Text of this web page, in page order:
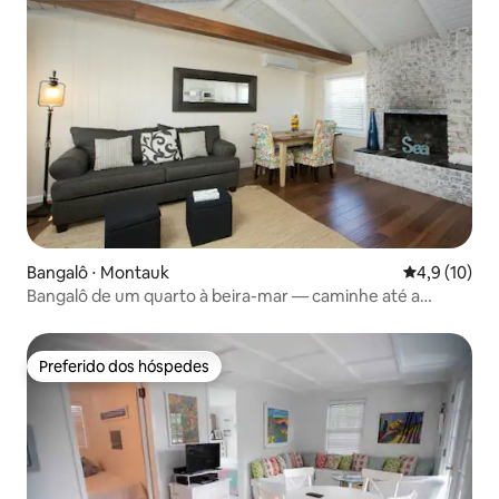
Bangalô ⋅ Montauk 4,9 de uma
4,9 (10)
Bangalô de um quarto à beira-mar — caminhe até a
Preferido dos hóspedes
Preferido dos hóspedes